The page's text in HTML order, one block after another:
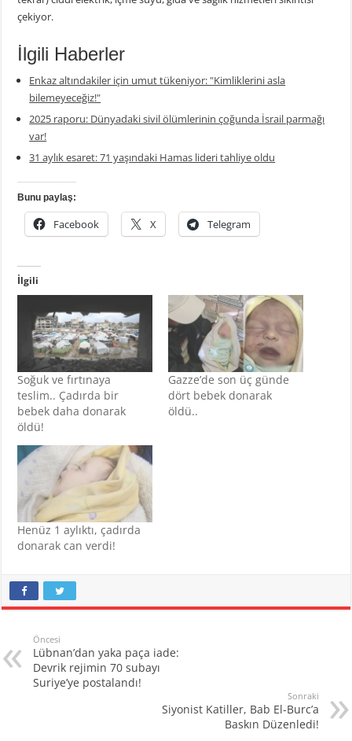
çekiyor.
İlgili Haberler
Enkaz altındakiler için umut tükeniyor: "Kimliklerini asla
bilemeyeceğiz!"
2025 raporu: Dünyadaki sivil ölümlerinin çoğunda İsrail parmağı
var!
31 aylık esaret: 71 yaşındaki Hamas lideri tahliye oldu
Bunu paylaş:
Facebook X Telegram
İlgili
Soğuk ve fırtınaya
teslim.. Çadırda bir
bebek daha donarak
öldü!
Gazze’de son üç günde
dört bebek donarak
öldü..
Henüz 1 aylıktı, çadırda
donarak can verdi!
Öncesi
Lübnan’dan yaka paça iade:
Devrik rejimin 70 subayı
Suriye’ye postalandı!
Sonraki
Siyonist Katiller, Bab El-Burc’a
Baskın Düzenledi!